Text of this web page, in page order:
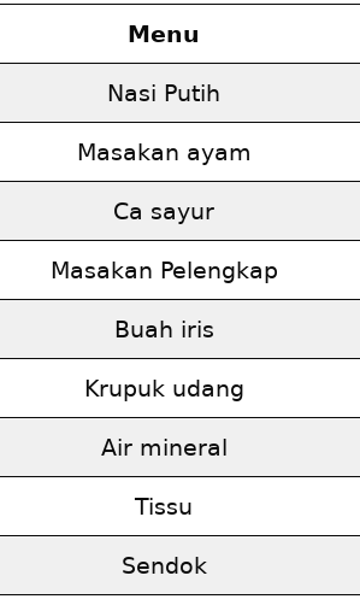
Menu
Nasi Putih
Masakan ayam
Ca sayur
Masakan Pelengkap
Buah iris
Krupuk udang
Air mineral
Tissu
Sendok